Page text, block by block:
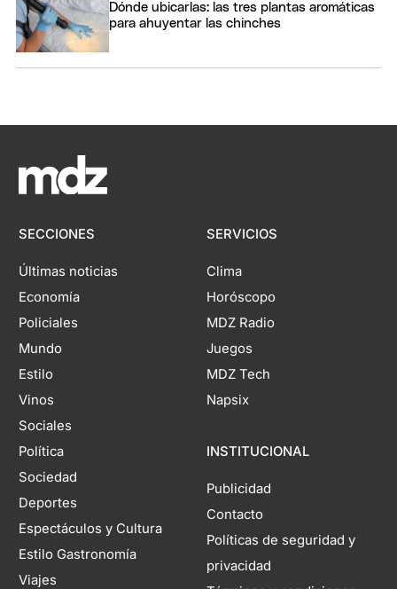
Dónde ubicarlas: las tres plantas aromáticas
para ahuyentar las chinches
SECCIONES
Últimas noticias
Economía
Policiales
Mundo
Estilo
Vinos
Sociales
Política
Sociedad
Deportes
Espectáculos y Cultura
Estilo Gastronomía
Viajes
SERVICIOS
Clima
Horóscopo
MDZ Radio
Juegos
MDZ Tech
Napsix
INSTITUCIONAL
Publicidad
Contacto
Políticas de seguridad y
privacidad